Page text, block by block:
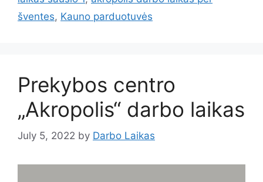
šventes, Kauno parduotuvės
Prekybos centro
„Akropolis“ darbo laikas
July 5, 2022 by Darbo Laikas